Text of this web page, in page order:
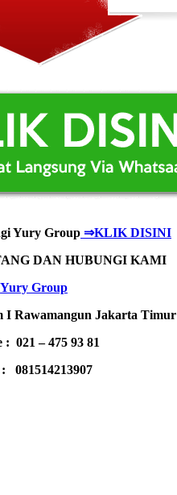
Yury Group ⇒KLIK DISINI
DAN HUBUNGI KAMI
Yury Group
I Rawamangun Jakarta Timur
: 021 – 475 93 81
081514213907